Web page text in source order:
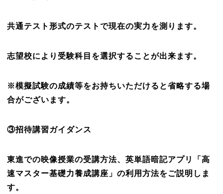
共通テスト形式のテストで現在の実力を測ります。
志望校により受験科目を選択することが出来ます。
※模擬試験の成績等をお持ちいただけると省略する場
合がございます。
③招待講習ガイダンス
東進での映像授業の受講方法、英単語暗記アプリ「高
速マスター基礎力養成講座」の利用方法をご説明しま
す。